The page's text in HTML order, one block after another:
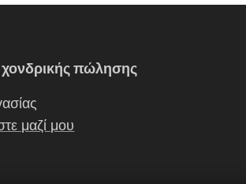
χονδρικής πώλησης
μαζί μου